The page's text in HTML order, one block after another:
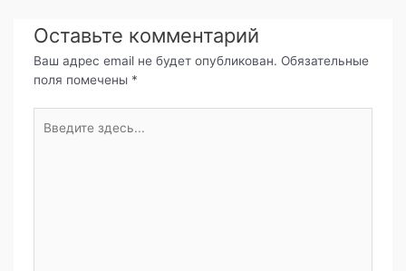
c
e
o
itt
er
e
gr
m
at
s
п
р
Оставьте комментарий
Ваш адрес email не будет опубликован. Обязательные
поля помечены *
здесь...